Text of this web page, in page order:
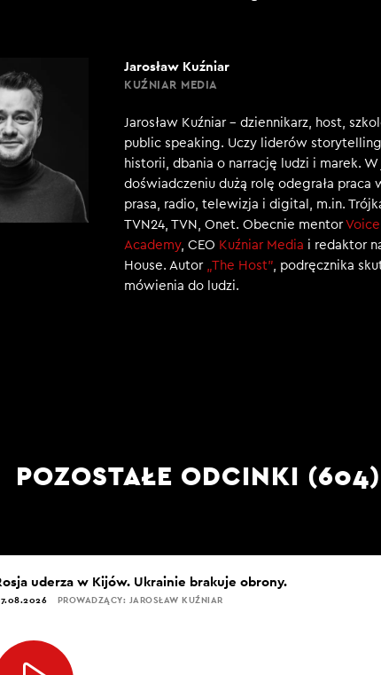
Jarosław Kuźniar
KUŹNIAR MEDIA
Jarosław Kuźniar – dziennikarz, host,
public speaking. Uczy liderów
historii, dbania o narrację ludzi i marek.
doświadczeniu dużą rolę odegrała praca
prasa, radio, telewizja i digital, m.in.
TVN24, TVN, Onet. Obecnie mentor
Academy, CEO Kuźniar Media i redaktor
House. Autor „The Host”, podręcznika
mówienia do ludzi.
POZOSTAŁE ODCINKI (604)
uderza w Kijów. Ukrainie brakuje obrony.
PROWADZĄCY: JAROSŁAW KUŹNIAR